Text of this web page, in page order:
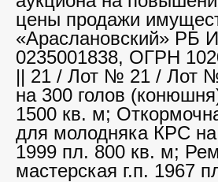
цены продажи
«Араслановский» РБ
0235001838, ОГРН
|| 21 / Лот № 21 / Лот
на 300 голов
1500 кв. м;
для молодняка КРС на
1999 пл. 800 кв. м;
мастерская г.п. 1967